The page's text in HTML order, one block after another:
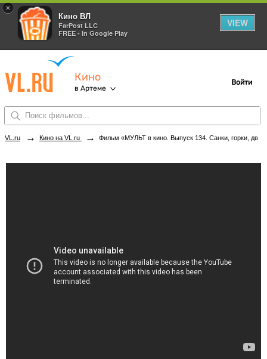
×
Кино ВЛ
FarPost LLC
FREE - In Google Play
VIEW
Кино
в Артеме
Войти
VL.ru → Кино на VL.ru → Фильм «МУЛЬТ в кино. Выпуск 134. Санки, горки, два конька» в кинотеатрах Артема. Купить билеты!